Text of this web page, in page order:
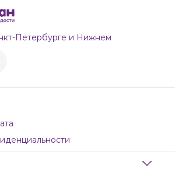
Петербурге и Нижнем